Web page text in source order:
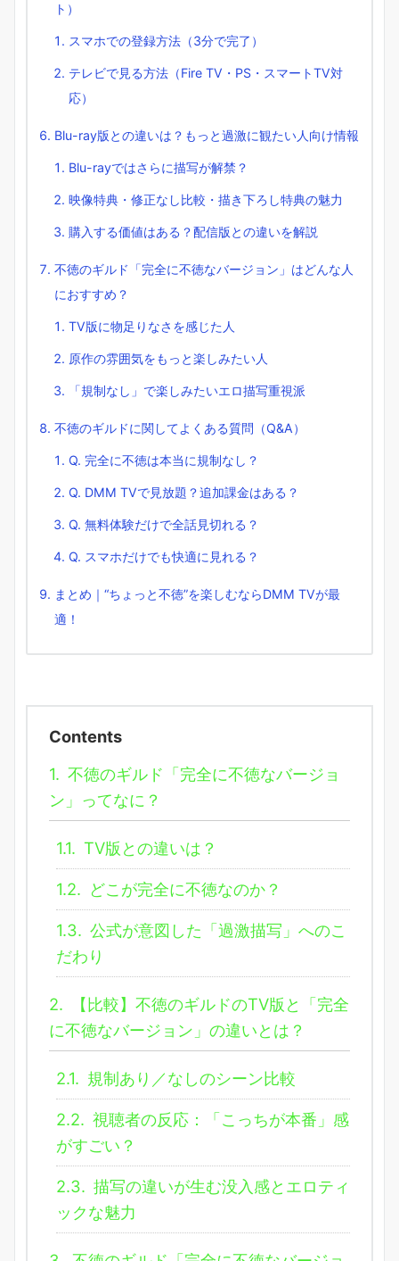
ト）
スマホでの登録方法（3分で完了）
テレビで見る方法（Fire TV・PS・スマートTV対
応）
Blu-ray版との違いは？もっと過激に観たい人向け情報
Blu-rayではさらに描写が解禁？
映像特典・修正なし比較・描き下ろし特典の魅力
購入する価値はある？配信版との違いを解説
不徳のギルド「完全に不徳なバージョン」はどんな人
におすすめ？
TV版に物足りなさを感じた人
原作の雰囲気をもっと楽しみたい人
「規制なし」で楽しみたいエロ描写重視派
不徳のギルドに関してよくある質問（Q&A）
Q. 完全に不徳は本当に規制なし？
Q. DMM TVで見放題？追加課金はある？
Q. 無料体験だけで全話見切れる？
Q. スマホだけでも快適に見れる？
まとめ｜“ちょっと不徳”を楽しむならDMM TVが最
適！
Contents
1. 不徳のギルド「完全に不徳なバージョ
ン」ってなに？
1.1. TV版との違いは？
1.2. どこが完全に不徳なのか？
1.3. 公式が意図した「過激描写」へのこ
だわり
2.
【比較】不徳のギルドのTV版と「完全
に不徳なバージョン」の違いとは？
2.1. 規制あり／なしのシーン比較
2.2. 視聴者の反応：「こっちが本番」感
がすごい？
2.3. 描写の違いが生む没入感とエロティ
ックな魅力